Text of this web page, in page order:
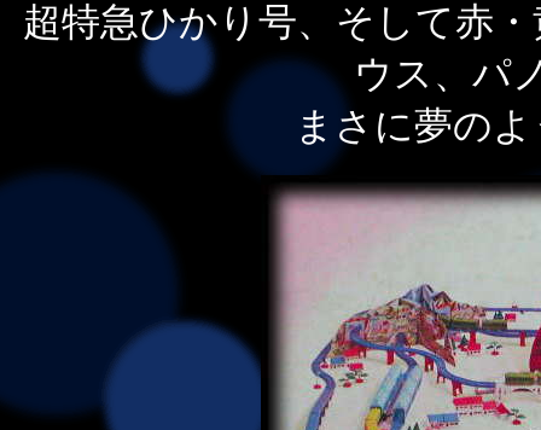
超特急ひかり号、そして赤
ウス、パ
まさに夢の